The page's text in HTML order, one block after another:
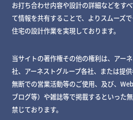
お打ち合わせ内容や設計の詳細などをす
て情報を共有することで、よりスムーズ
住宅の設計作業を実現しております。
当サイトの著作権その他の権利は、アー
社、アーネストグループ各社、または提供
無断での営業活動等のご使用、及び、
ブログ等）や雑誌等で掲載するといった
禁じております。